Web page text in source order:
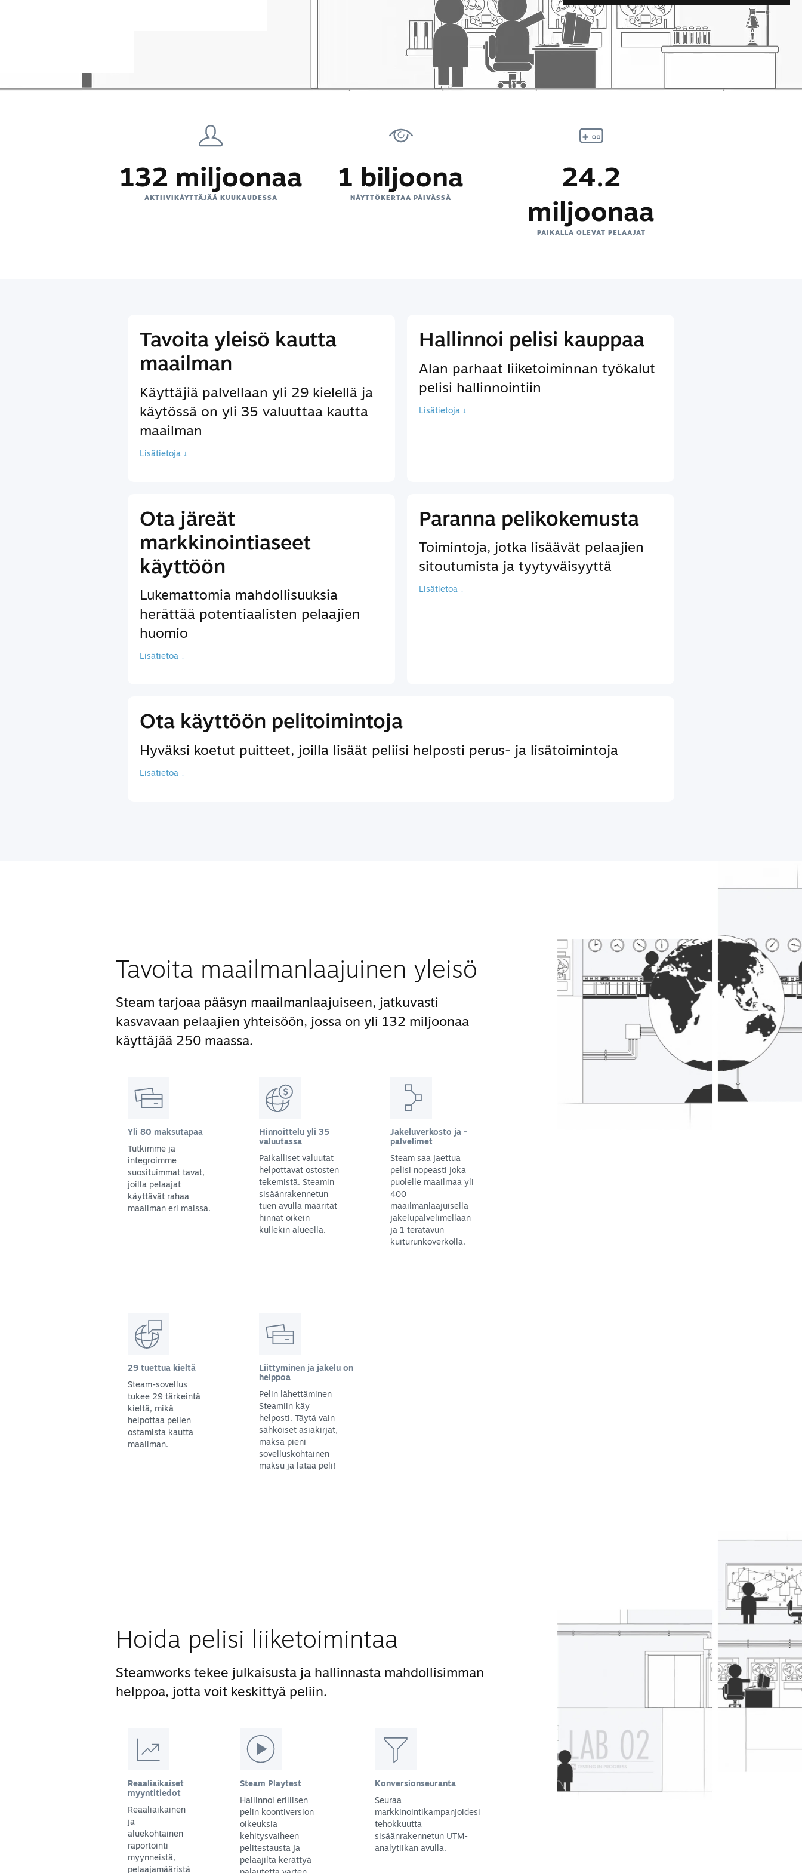
132 miljoonaa
AKTIIVIKÄYTTÄJÄÄ KUUKAUDESSA
1 biljoona
NÄYTTÖKERTAA PÄIVÄSSÄ
24.2
miljoonaa
PAIKALLA OLEVAT PELAAJAT
Tavoita yleisö kautta
maailman
Käyttäjiä palvellaan yli 29 kielellä ja
käytössä on yli 35 valuuttaa kautta
maailman
Lisätietoja ↓
Hallinnoi pelisi kauppaa
Alan parhaat liiketoiminnan työkalut
pelisi hallinnointiin
Lisätietoja ↓
Ota järeät
markkinointiaseet
käyttöön
Lukemattomia mahdollisuuksia
herättää potentiaalisten pelaajien
huomio
Lisätietoa ↓
Paranna pelikokemusta
Toimintoja, jotka lisäävät pelaajien
sitoutumista ja tyytyväisyyttä
Lisätietoa ↓
Ota käyttöön pelitoimintoja
Hyväksi koetut puitteet, joilla lisäät peliisi helposti perus- ja lisätoimintoja
Lisätietoa ↓
Tavoita maailmanlaajuinen yleisö
Steam tarjoaa pääsyn maailmanlaajuiseen, jatkuvasti
kasvavaan pelaajien yhteisöön, jossa on yli 132 miljoonaa
käyttäjää 250 maassa.
Yli 80 maksutapaa
Tutkimme ja
integroimme
suosituimmat tavat,
joilla pelaajat
käyttävät rahaa
maailman eri maissa.
Hinnoittelu yli 35
valuutassa
Paikalliset valuutat
helpottavat ostosten
tekemistä. Steamin
sisäänrakennetun
tuen avulla määrität
hinnat oikein
kullekin alueella.
Jakeluverkosto ja -
palvelimet
Steam saa jaettua
pelisi nopeasti joka
puolelle maailmaa yli
400
maailmanlaajuisella
jakelupalvelimellaan
ja 1 teratavun
kuiturunkoverkolla.
29 tuettua kieltä
Steam-sovellus
tukee 29 tärkeintä
kieltä, mikä
helpottaa pelien
ostamista kautta
maailman.
Liittyminen ja jakelu on
helppoa
Pelin lähettäminen
Steamiin käy
helposti. Täytä vain
sähköiset asiakirjat,
maksa pieni
sovelluskohtainen
maksu ja lataa peli!
Hoida pelisi liiketoimintaa
Steamworks tekee julkaisusta ja hallinnasta mahdollisimman
helppoa, jotta voit keskittyä peliin.
Reaaliaikaiset
myyntitiedot
Reaaliaikainen
ja
aluekohtainen
raportointi
myynneistä,
pelaajamääristä
Steam Playtest
Hallinnoi erillisen
pelin koontiversion
oikeuksia
kehitysvaiheen
pelitestausta ja
pelaajilta kerättyä
Konversionseuranta
Seuraa
markkinointikampanjoidesi
tehokkuutta
sisäänrakennetun UTM-
analytiikan avulla.